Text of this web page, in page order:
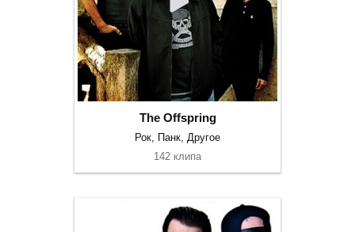
The Offspring
Рок, Панк, Другое
142 клипа